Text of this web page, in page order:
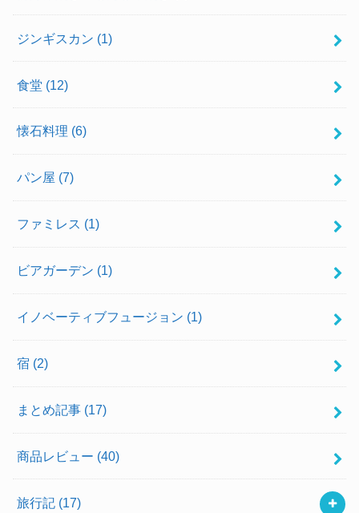
ジンギスカン (1)
食堂 (12)
懐石料理 (6)
パン屋 (7)
ファミレス (1)
ビアガーデン (1)
イノベーティブフュージョン (1)
宿 (2)
まとめ記事 (17)
商品レビュー (40)
旅行記 (17)